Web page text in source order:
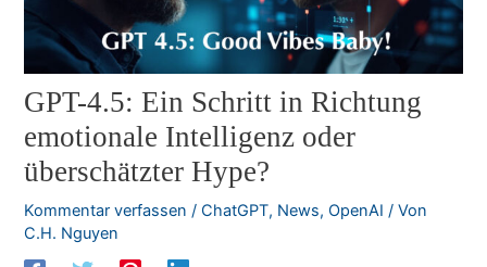
GPT-4.5: Ein Schritt in Richtung
emotionale Intelligenz oder
überschätzter Hype?
Kommentar verfassen /ChatGPT, News,OpenAI / Von
C.H. Nguyen